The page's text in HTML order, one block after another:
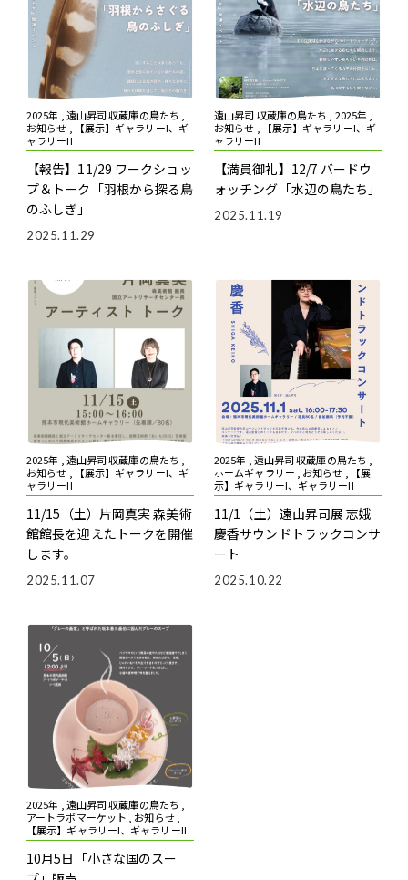
2025年 , 遠山昇司 収蔵庫の鳥たち ,
お知らせ , 【展示】ギャラリーI、ギ
ャラリーII
【報告】11/29 ワークショッ
プ＆トーク「羽根から探る鳥
のふしぎ」
2025.11.29
遠山昇司 収蔵庫の鳥たち , 2025年 ,
お知らせ , 【展示】ギャラリーI、ギ
ャラリーII
【満員御礼】12/7 バードウ
ォッチング「水辺の鳥たち」
2025.11.19
2025年 , 遠山昇司 収蔵庫の鳥たち ,
お知らせ , 【展示】ギャラリーI、ギ
ャラリーII
11/15（土）片岡真実 森美術
館館長を迎えたトークを開催
します。
2025.11.07
2025年 , 遠山昇司 収蔵庫の鳥たち ,
ホームギャラリー , お知らせ , 【展
示】ギャラリーI、ギャラリーII
11/1（土）遠山昇司展 志娥
慶香サウンドトラックコンサ
ート
2025.10.22
2025年 , 遠山昇司 収蔵庫の鳥たち ,
アートラボマーケット , お知らせ ,
【展示】ギャラリーI、ギャラリーII
10月5日「小さな国のスー